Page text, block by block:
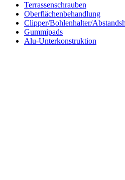
Terrassenschrauben
Oberflächenbehandlung
Clipper/Bohlenhalter/
Gummipads
Alu-Unterkonstruktion